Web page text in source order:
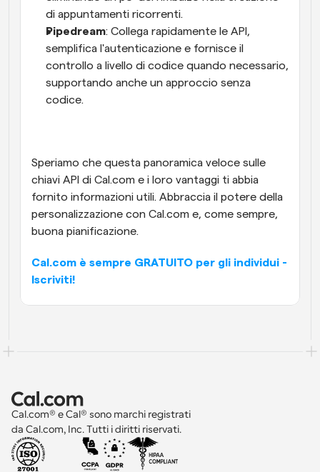
di appuntamenti ricorrenti.
Pipedream: Collega rapidamente le API,
semplifica l'autenticazione e fornisce il
controllo a livello di codice quando necessario,
supportando anche un approccio senza
codice.
Speriamo che questa panoramica veloce sulle
chiavi API di Cal.com e i loro vantaggi ti abbia
fornito informazioni utili. Abbraccia il potere della
personalizzazione con Cal.com e, come sempre,
buona pianificazione.
Cal.com è sempre GRATUITO per gli individui -
Iscriviti!
Cal.com® e Cal® sono marchi registrati
da Cal.com, Inc. Tutti i diritti riservati.